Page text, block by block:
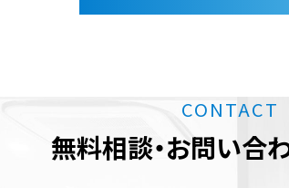
CONTACT
無料相談・お問い合